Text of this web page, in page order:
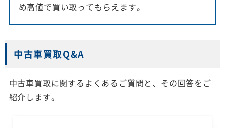
め高値で買い取ってもらえます。
中古車買取Q&A
中古車買取に関するよくあるご質問と、その回答をご
紹介します。